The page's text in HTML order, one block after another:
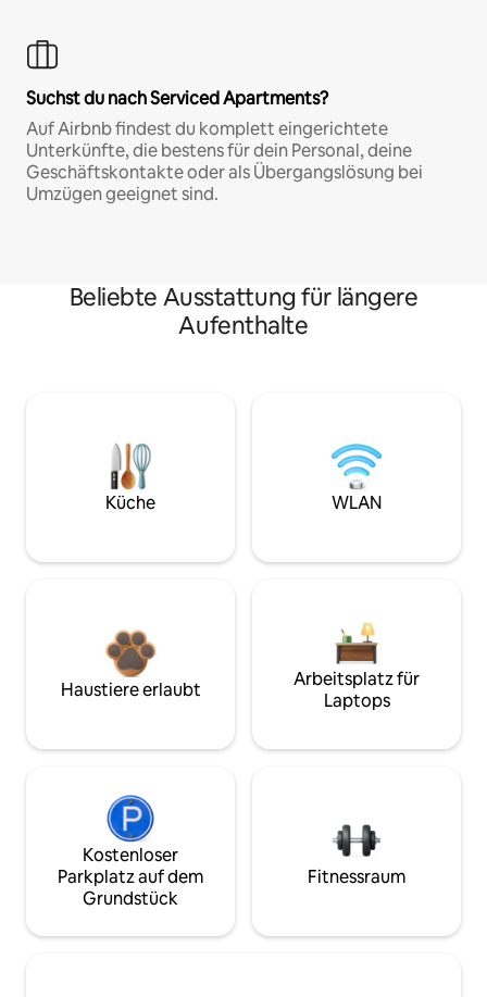
Suchst du nach Serviced Apartments?
Auf Airbnb findest du komplett eingerichtete
Unterkünfte, die bestens für dein Personal, deine
Geschäftskontakte oder als Übergangslösung bei
Umzügen geeignet sind.
Beliebte Ausstattung für längere
Aufenthalte
Küche WLAN
Haustiere erlaubt
Arbeitsplatz für
Laptops
Kostenloser
Parkplatz auf dem
Grundstück
Fitnessraum